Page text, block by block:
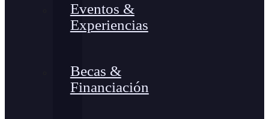
Eventos &
Experiencias
Becas &
Financiación